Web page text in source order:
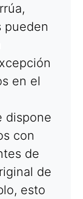
pueden
en el
dispone
con
de
de
esto